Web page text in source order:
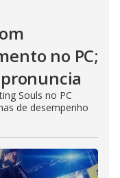
no PC;
Souls no PC
de desempenho